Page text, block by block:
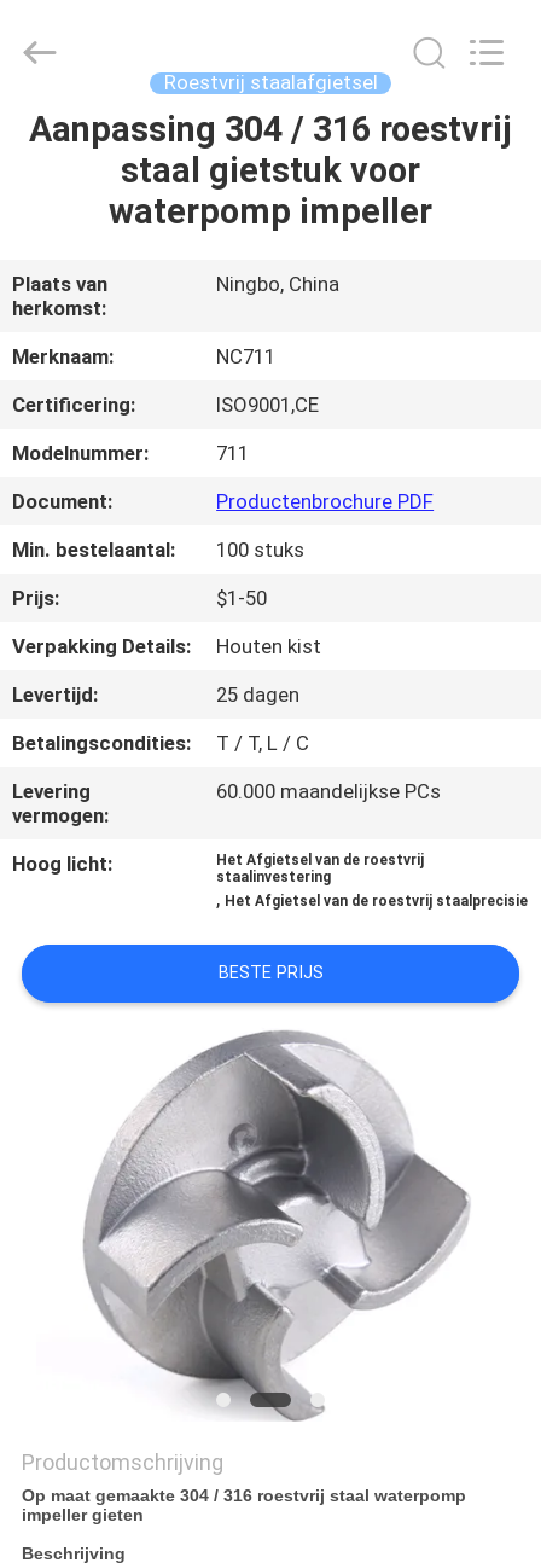
HUIS
PRODUCTEN
VIDEO'S
OVER
ONS
KWALITEITSCONTROLE
NEEM
MET
ONS
OP
NIEUWS
VRAAG
EEN
SITEMAP
PRIVACYBELEID
CO.,LTD.
Roestvrij staalafgietsel
Aanpassing 304 / 316 roestvrij
staal gietstuk voor
waterpomp impeller
Plaats van
herkomst:
Ningbo, China
Merknaam:
NC711
Certificering:
ISO9001,CE
Modelnummer:
711
Document:
Productenbrochure PDF
Min. bestelaantal:
100 stuks
Prijs:
$1-50
Verpakking Details:
Houten kist
Levertijd:
25 dagen
Betalingscondities:
T / T, L / C
Levering
vermogen:
60.000 maandelijkse PCs
Hoog licht:
Het Afgietsel van de roestvrij
staalinvestering
, Het Afgietsel van de roestvrij staalprecisie
BESTE PRIJS
Productomschrijving
Op maat gemaakte 304 / 316 roestvrij staal waterpomp
impeller gieten
Beschrijving